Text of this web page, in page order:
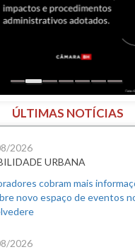
ÚLTIMAS NOTÍCIAS
2026
URBANA
cobram mais
novo espaço de eventos
2026